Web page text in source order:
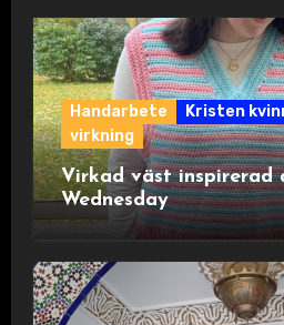
Handarbete
Kristen
virkning
Virkad väst inspirerad
Wednesday